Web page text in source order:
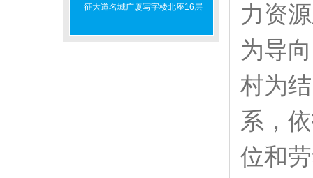
征大道名城广厦写字楼北座16层
力资
为导
村为
系，
位和